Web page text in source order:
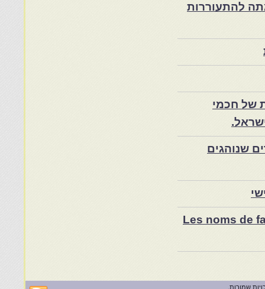
במרוקו בסוף המאה ה־19 ותרומתה להתעוררות
של חכמי
שנוהגים
Les noms de